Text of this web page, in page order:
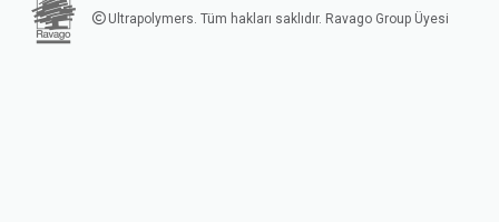
Ultrapolymers. Tüm hakları saklıdır. Ravago Group Üyesi